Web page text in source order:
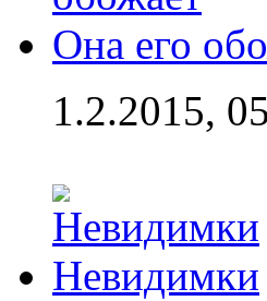
Она его
1.2.2015,
Невидимки